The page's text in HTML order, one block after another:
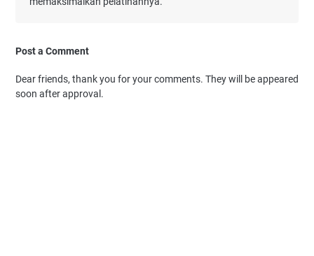
Post a Comment
Dear friends, thank you for your comments. They will be appeared
soon after approval.